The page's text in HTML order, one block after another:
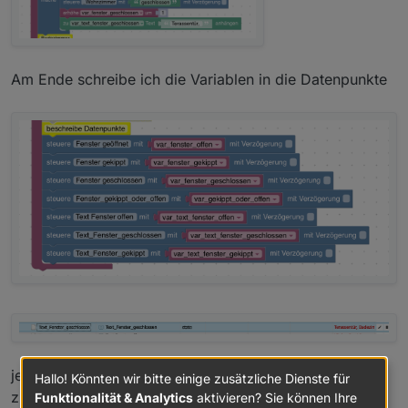
Am Ende schreibe ich die Variablen in die Datenpunkte
jetzt ist wie bereit gesagt, das letzte Komma im Text
zuviel.
Hallo! Könnten wir bitte einige zusätzliche Dienste für
Funktionalität & Analytics aktivieren? Sie können Ihre